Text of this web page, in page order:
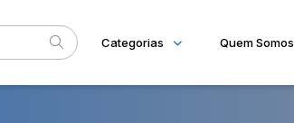
Categorias Quem Somos